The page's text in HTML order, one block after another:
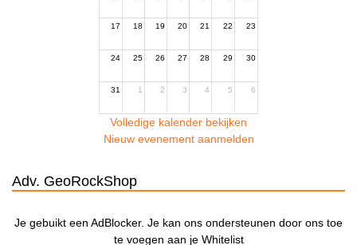
17 18 19 20 21 22 23
24 25 26 27 28 29 30
31 1 2 3 4 5 6
Volledige kalender bekijken
Nieuw evenement aanmelden
Adv. GeoRockShop
Je gebuikt een AdBlocker. Je kan ons ondersteunen door ons toe
te voegen aan je Whitelist